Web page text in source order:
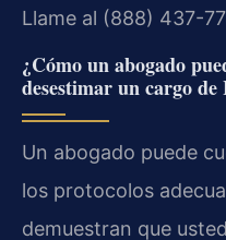
Llame al (888) 437-
¿Cómo un abogado
desestimar un cargo
Un abogado puede
los protocolos
demuestran que